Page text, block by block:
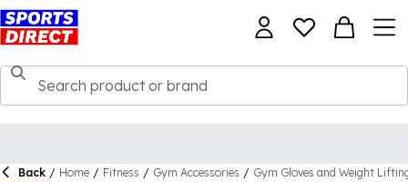
Back / Home / Fitness / Gym Accessories / Gym Gloves and Weight